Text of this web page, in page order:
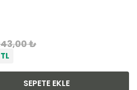
₺
TL
SEPETE EKLE